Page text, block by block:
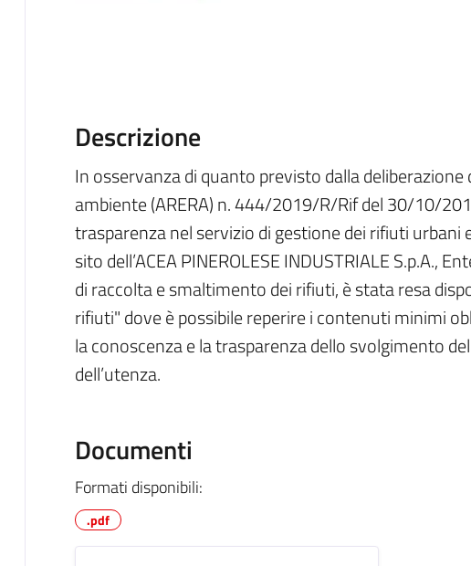
Descrizione
In osservanza di quanto previsto dalla
ambiente (ARERA) n. 444/2019/R/Rif del 30/10/
trasparenza nel servizio di gestione dei rifiuti urbani
sito dell’ACEA PINEROLESE INDUSTRIALE S.p.A.,
di raccolta e smaltimento dei rifiuti, è stata resa
rifiuti" dove è possibile reperire i contenuti minimi
la conoscenza e la trasparenza dello svolgimento
dell’utenza.
Documenti
Formati disponibili:
.pdf